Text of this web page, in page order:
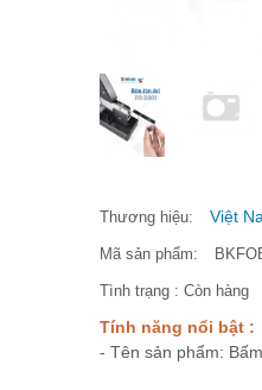
Thương hiệu: Việt
Mã sản phẩm:
Tình trạng : Còn hàng
Tính năng nổi bật :
- Tên sản phẩm: